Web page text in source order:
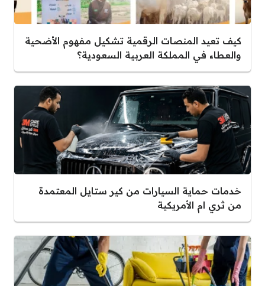
كيف تعيد المنصات الرقمية تشكيل مفهوم الأضحية
والعطاء في المملكة العربية السعودية؟
خدمات حماية السيارات من كير ستايل المعتمدة
من ثري ام الأمريكية